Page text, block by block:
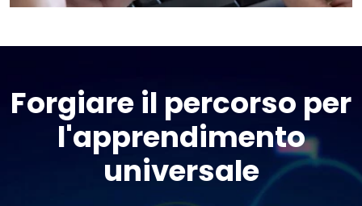
Forgiare il percorso per
l'apprendimento
universale